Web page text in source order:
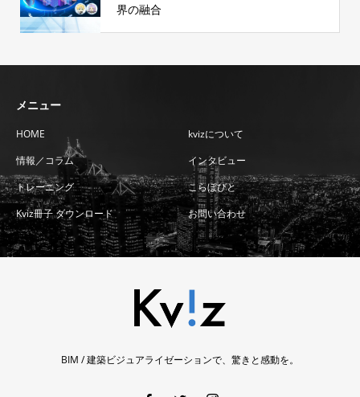
界の融合
メニュー
HOME
kvizについて
情報／コラム
インタビュー
トレーニング
こらぼびと
Kviz冊子 ダウンロード
お問い合わせ
BIM / 建築ビジュアライゼーションで、驚きと感動を。